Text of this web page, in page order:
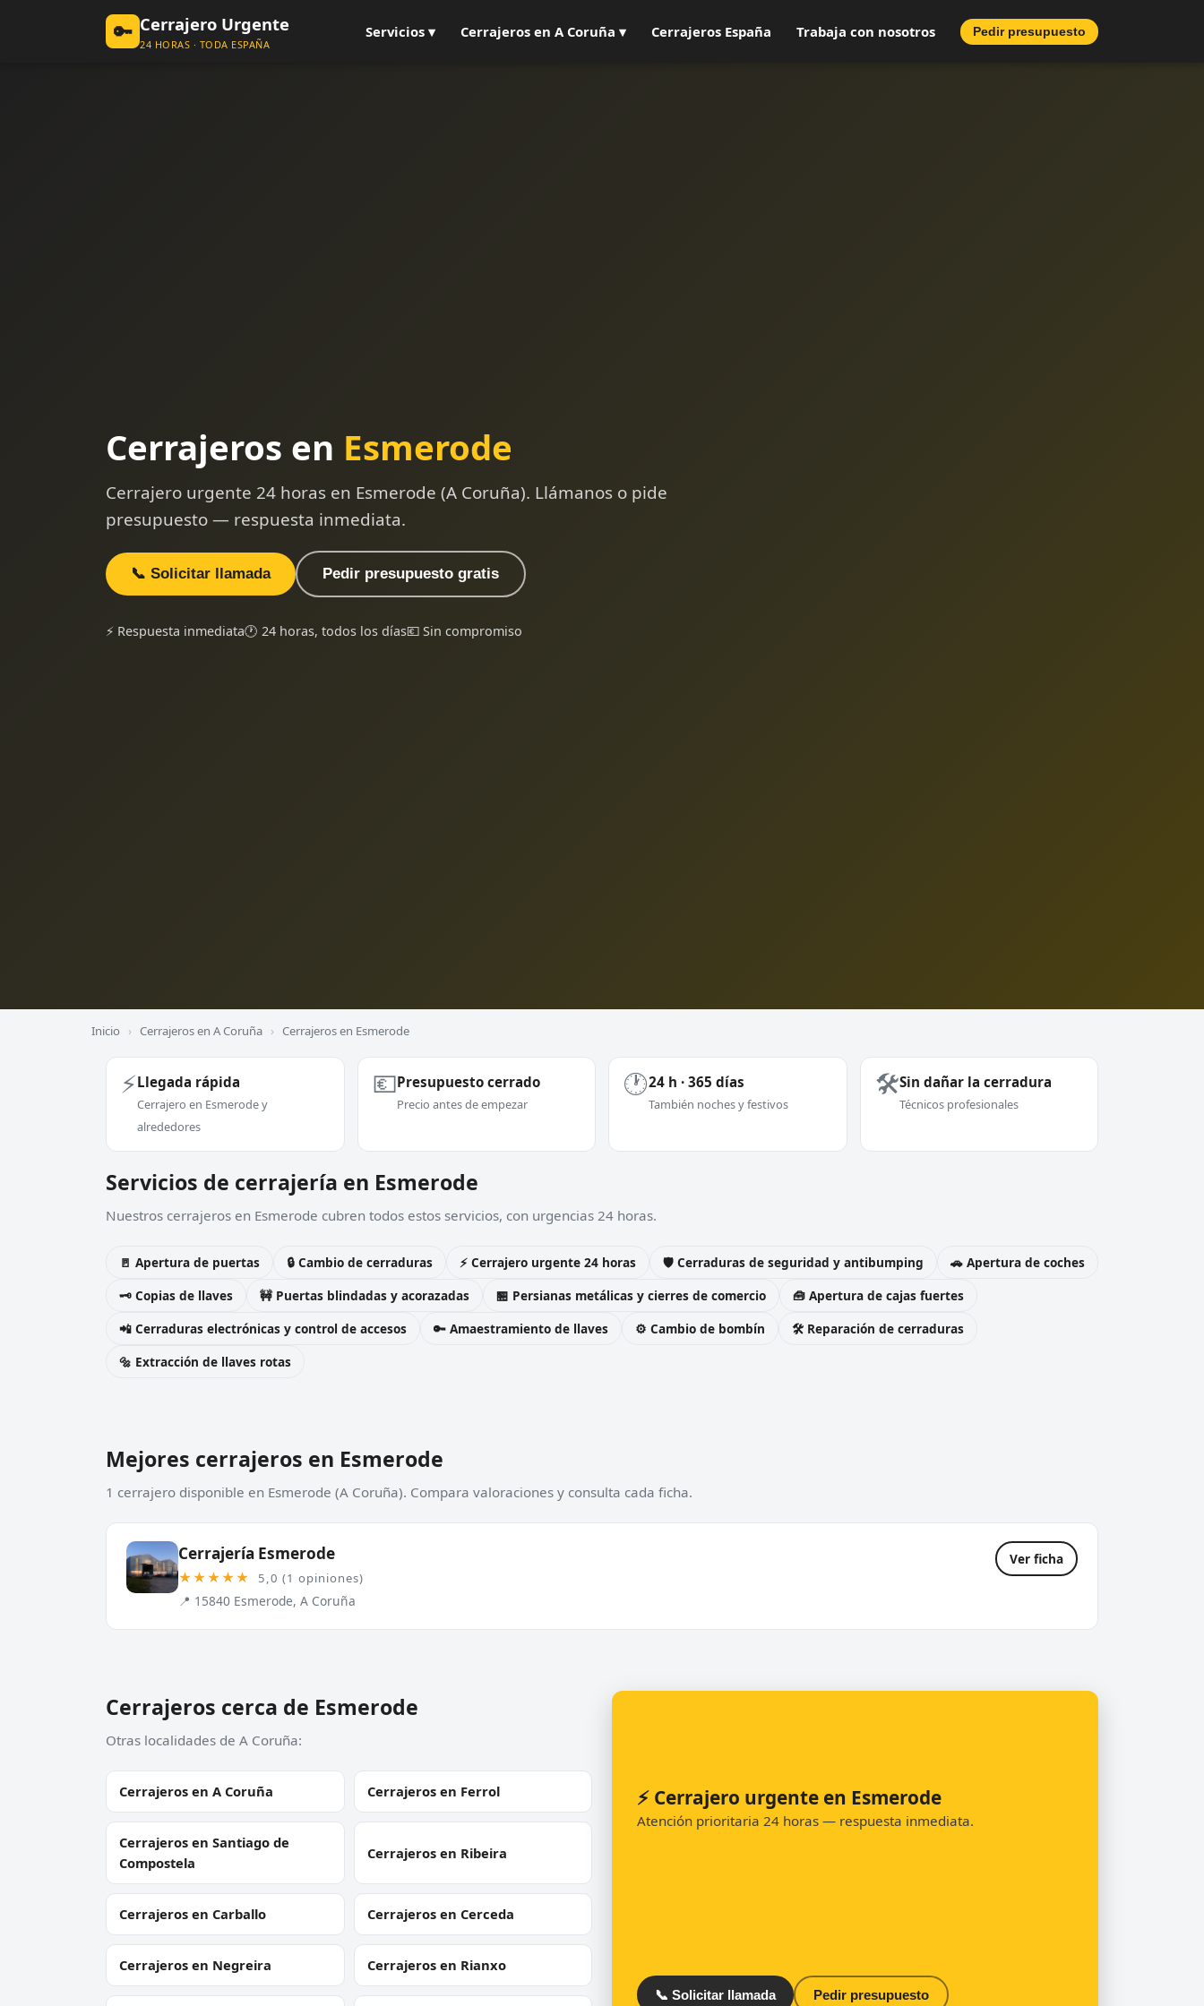
🔑 Cerrajero Urgente
24 HORAS · TODA ESPAÑA
Servicios ▾ Cerrajeros en A Coruña ▾ Cerrajeros España Trabaja con nosotros Pedir presupuesto
Cerrajeros en Esmerode
Cerrajero urgente 24 horas en Esmerode (A Coruña). Llámanos o pide
presupuesto — respuesta inmediata.
📞 Solicitar llamada Pedir presupuesto gratis
⚡ Respuesta inmediata🕐 24 horas, todos los días💶 Sin compromiso
Inicio › Cerrajeros en A Coruña › Cerrajeros en Esmerode
⚡Llegada rápida
Cerrajero en Esmerode y
alrededores
💶Presupuesto cerrado
Precio antes de empezar
🕐24 h · 365 días
También noches y festivos
🛠️Sin dañar la cerradura
Técnicos profesionales
Servicios de cerrajería en Esmerode
Nuestros cerrajeros en Esmerode cubren todos estos servicios, con urgencias 24 horas.
🚪 Apertura de puertas 🔒 Cambio de cerraduras ⚡ Cerrajero urgente 24 horas 🛡️ Cerraduras de seguridad y antibumping
🚗 Apertura de coches
🗝️ Copias de llaves
🚧 Puertas blindadas y acorazadas 🏪 Persianas metálicas y cierres de comercio
🧰 Apertura de cajas fuertes
📲 Cerraduras electrónicas y control de accesos
🔑 Amaestramiento de llaves ⚙️ Cambio de bombín
🛠️ Reparación de cerraduras
🔩 Extracción de llaves rotas
Mejores cerrajeros en Esmerode
1 cerrajero disponible en Esmerode (A Coruña). Compara valoraciones y consulta cada ficha.
Cerrajería Esmerode
★★★★★ 5,0 (1 opiniones)
📍 15840 Esmerode, A Coruña
Ver ficha
Cerrajeros cerca de Esmerode
Otras localidades de A Coruña:
Cerrajeros en A Coruña Cerrajeros en Ferrol
Cerrajeros en Santiago de
Compostela
Cerrajeros en Ribeira
Cerrajeros en Carballo Cerrajeros en Cerceda
Cerrajeros en Negreira Cerrajeros en Rianxo
⚡ Cerrajero urgente en Esmerode
Atención prioritaria 24 horas — respuesta inmediata.
📞 Solicitar llamada Pedir presupuesto